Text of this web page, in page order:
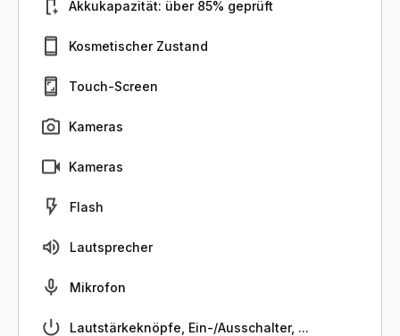
Akkukapazität: über 85% geprüft
Kosmetischer Zustand
Touch-Screen
Kameras
Kameras
Flash
Lautsprecher
Mikrofon
Lautstärkeknöpfe, Ein-/Ausschalter, ...